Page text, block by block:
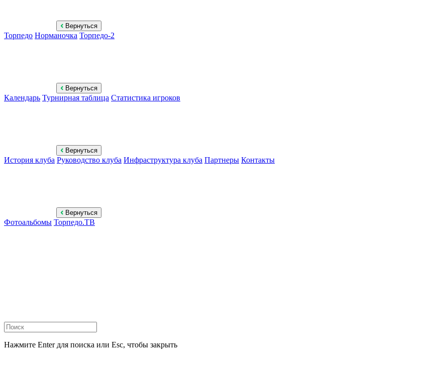
Вернуться
Торпедо Норманочка Торпедо-2
Вернуться
Календарь Турнирная таблица Статистика игроков
Вернуться
История клуба Руководство клуба Инфраструктура клуба Партнеры Контакты
Вернуться
Фотоальбомы Торпедо.ТВ
Нажмите Enter для поиска или Esc, чтобы закрыть